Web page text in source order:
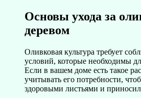
Основы ухода за
деревом
Оливковая культура требует
условий, которые необходимы
Если в вашем доме есть такое
учитывать его потребности,
здоровыми листьями и